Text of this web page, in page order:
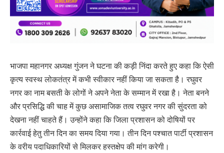
भाजपा महानगर अध्यक्ष गुंजन ने घटना की कड़ी निंदा करते हुए कहा कि ऐसी
कृत्य स्वस्थ लोकतंत्र में कभी स्वीकार नहीं किया जा सकता है। रघुवर
नगर का नाम बसती के लोगों ने अपने नेता के सम्मान में रखा है। नेता बनने
और प्रसिद्धि की चाह में कुछ असामाजिक तत्व रघुवर नगर की सुंदरता को
देखना नहीं चाहते हैं। उन्होंने कहा कि जिला प्रशासन को दोषियों पर
कार्रवाई हेतु तीन दिन का समय दिया गया। तीन दिन पश्चात पार्टी प्रशासन
के वरीय पदाधिकारियों से मिलकर हस्तक्षेप की मांग करेगी।